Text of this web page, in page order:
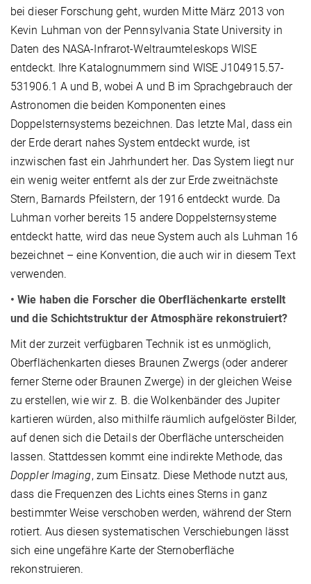
bei dieser Forschung geht, wurden Mitte März 2013 von
Kevin Luhman von der Pennsylvania State University in
Daten des NASA-Infrarot-Weltraumteleskops WISE
entdeckt. Ihre Katalognummern sind WISE J104915.57-
531906.1 A und B, wobei A und B im Sprachgebrauch der
Astronomen die beiden Komponenten eines
Doppelsternsystems bezeichnen. Das letzte Mal, dass ein
der Erde derart nahes System entdeckt wurde, ist
inzwischen fast ein Jahrhundert her. Das System liegt nur
ein wenig weiter entfernt als der zur Erde zweitnächste
Stern, Barnards Pfeilstern, der 1916 entdeckt wurde. Da
Luhman vorher bereits 15 andere Doppelsternsysteme
entdeckt hatte, wird das neue System auch als Luhman 16
bezeichnet – eine Konvention, die auch wir in diesem Text
verwenden.
• Wie haben die Forscher die Oberflächenkarte erstellt
und die Schichtstruktur der Atmosphäre rekonstruiert?
Mit der zurzeit verfügbaren Technik ist es unmöglich,
Oberflächenkarten dieses Braunen Zwergs (oder anderer
ferner Sterne oder Braunen Zwerge) in der gleichen Weise
zu erstellen, wie wir z. B. die Wolkenbänder des Jupiter
kartieren würden, also mithilfe räumlich aufgelöster Bilder,
auf denen sich die Details der Oberfläche unterscheiden
lassen. Stattdessen kommt eine indirekte Methode, das
Doppler Imaging, zum Einsatz. Diese Methode nutzt aus,
dass die Frequenzen des Lichts eines Sterns in ganz
bestimmter Weise verschoben werden, während der Stern
rotiert. Aus diesen systematischen Verschiebungen lässt
sich eine ungefähre Karte der Sternoberfläche
rekonstruieren.